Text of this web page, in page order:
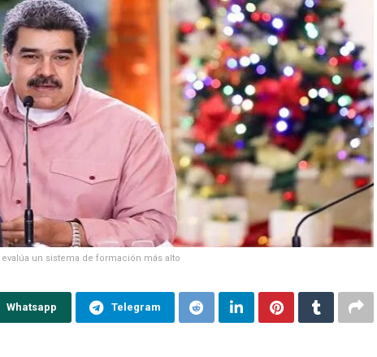
un sistema de formación más alto
Whatsapp Telegram